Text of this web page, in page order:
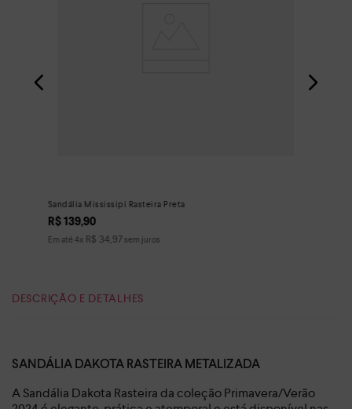
Sandália Mississipi Rasteira Preta
R$ 139,90
Em até 4x R$ 34,97sem juros
DESCRIÇÃO E DETALHES
SANDÁLIA DAKOTA RASTEIRA METALIZADA
A Sandália Dakota Rasteira da coleção Primavera/Verão